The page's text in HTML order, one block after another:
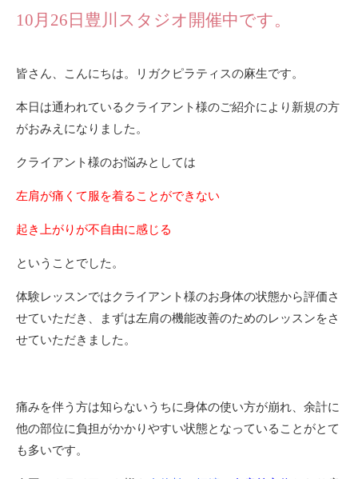
10月26日豊川スタジオ開催中です。
皆さん、こんにちは。リガクピラティスの麻生です。
本日は通われているクライアント様のご紹介により新規の方
がおみえになりました。
クライアント様のお悩みとしては
左肩が痛くて服を着ることができない
起き上がりが不自由に感じる
ということでした。
体験レッスンではクライアント様のお身体の状態から評価さ
せていただき、まずは左肩の機能改善のためのレッスンをさ
せていただきました。
痛みを伴う方は知らないうちに身体の使い方が崩れ、余計に
他の部位に負担がかかりやすい状態となっていることがとて
も多いです。